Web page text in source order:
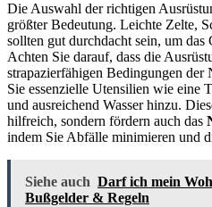
Die Auswahl der richtigen
größter Bedeutung. Leichte Zelte,
sollten gut durchdacht sein, um
Achten Sie darauf, dass die
strapazierfähigen Bedingungen der
Sie essenzielle Utensilien wie eine
und ausreichend Wasser hinzu.
hilfreich, sondern fördern auch das
indem Sie Abfälle minimieren und
Siehe auch Darf ich mein
Bußgelder & Regeln